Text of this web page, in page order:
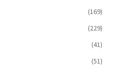
(169)
(229)
(41)
(51)